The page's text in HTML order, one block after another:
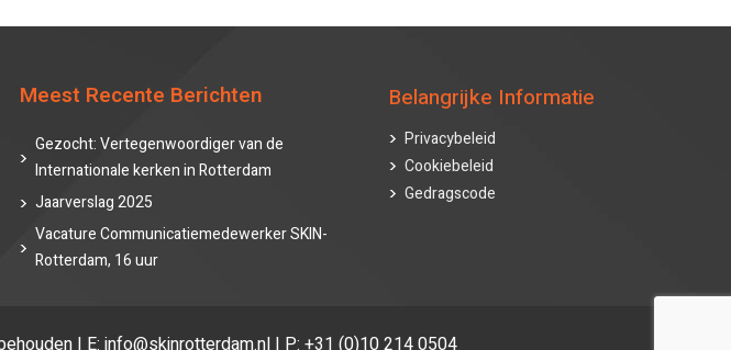
Meest Recente Berichten
Gezocht: Vertegenwoordiger van de
Internationale kerken in Rotterdam
Jaarverslag 2025
Vacature Communicatiemedewerker SKIN-
Rotterdam, 16 uur
Belangrijke Informatie
Privacybeleid
Cookiebeleid
Gedragscode
| E: info@skinrotterdam.nl | P: +31 (0)10 214 0504